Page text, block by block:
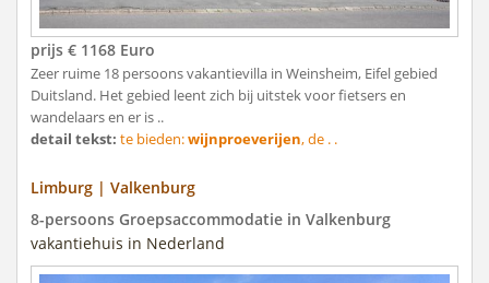
prijs € 1168 Euro
Zeer ruime 18 persoons vakantievilla in Weinsheim, Eifel gebied
Duitsland. Het gebied leent zich bij uitstek voor fietsers en
wandelaars en er is ..
detail tekst: te bieden:wijnproeverijen, de . .
Limburg | Valkenburg
8-persoons Groepsaccommodatie in Valkenburg
vakantiehuis in Nederland